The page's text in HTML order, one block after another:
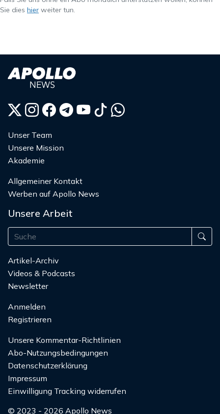
Sie dies hier weiter tun.
Unser Team
Unsere Mission
Akademie
Allgemeiner Kontakt
Werben auf Apollo News
Unsere Arbeit
Artikel-Archiv
Videos & Podcasts
Newsletter
Anmelden
Registrieren
Unsere Kommentar-Richtlinien
Abo-Nutzungsbedingungen
Datenschutzerklärung
Impressum
Einwilligung Tracking widerrufen
© 2023 - 2026 Apollo News